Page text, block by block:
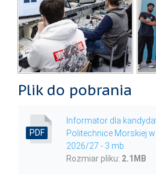
Plik do pobrania
PDF
Informator dla
Politechnice Morskiej
2026/27 - 3 mb
Rozmiar pliku: 2.1 MB